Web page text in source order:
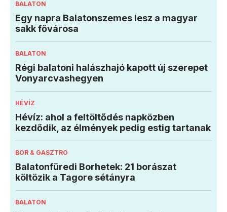
BALATON
Egy napra Balatonszemes lesz a magyar
sakk fővárosa
BALATON
Régi balatoni halászhajó kapott új szerepet
Vonyarcvashegyen
HÉVÍZ
Hévíz: ahol a feltöltődés napközben
kezdődik, az élmények pedig estig tartanak
BOR & GASZTRO
Balatonfüredi Borhetek: 21 borászat
költözik a Tagore sétányra
BALATON